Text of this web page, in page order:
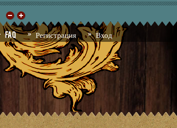
FAQ Регистрация Вход